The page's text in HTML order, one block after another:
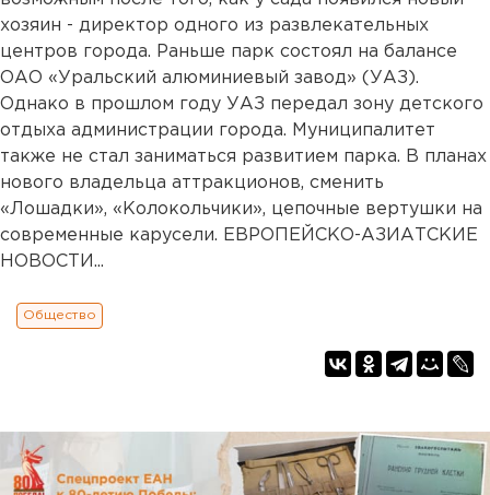
хозяин - директор одного из развлекательных
центров города. Раньше парк состоял на балансе
ОАО «Уральский алюминиевый завод» (УАЗ).
Однако в прошлом году УАЗ передал зону детского
отдыха администрации города. Муниципалитет
также не стал заниматься развитием парка. В планах
нового владельца аттракционов, сменить
«Лошадки», «Колокольчики», цепочные вертушки на
современные карусели. ЕВРОПЕЙСКО-АЗИАТСКИЕ
НОВОСТИ...
Общество